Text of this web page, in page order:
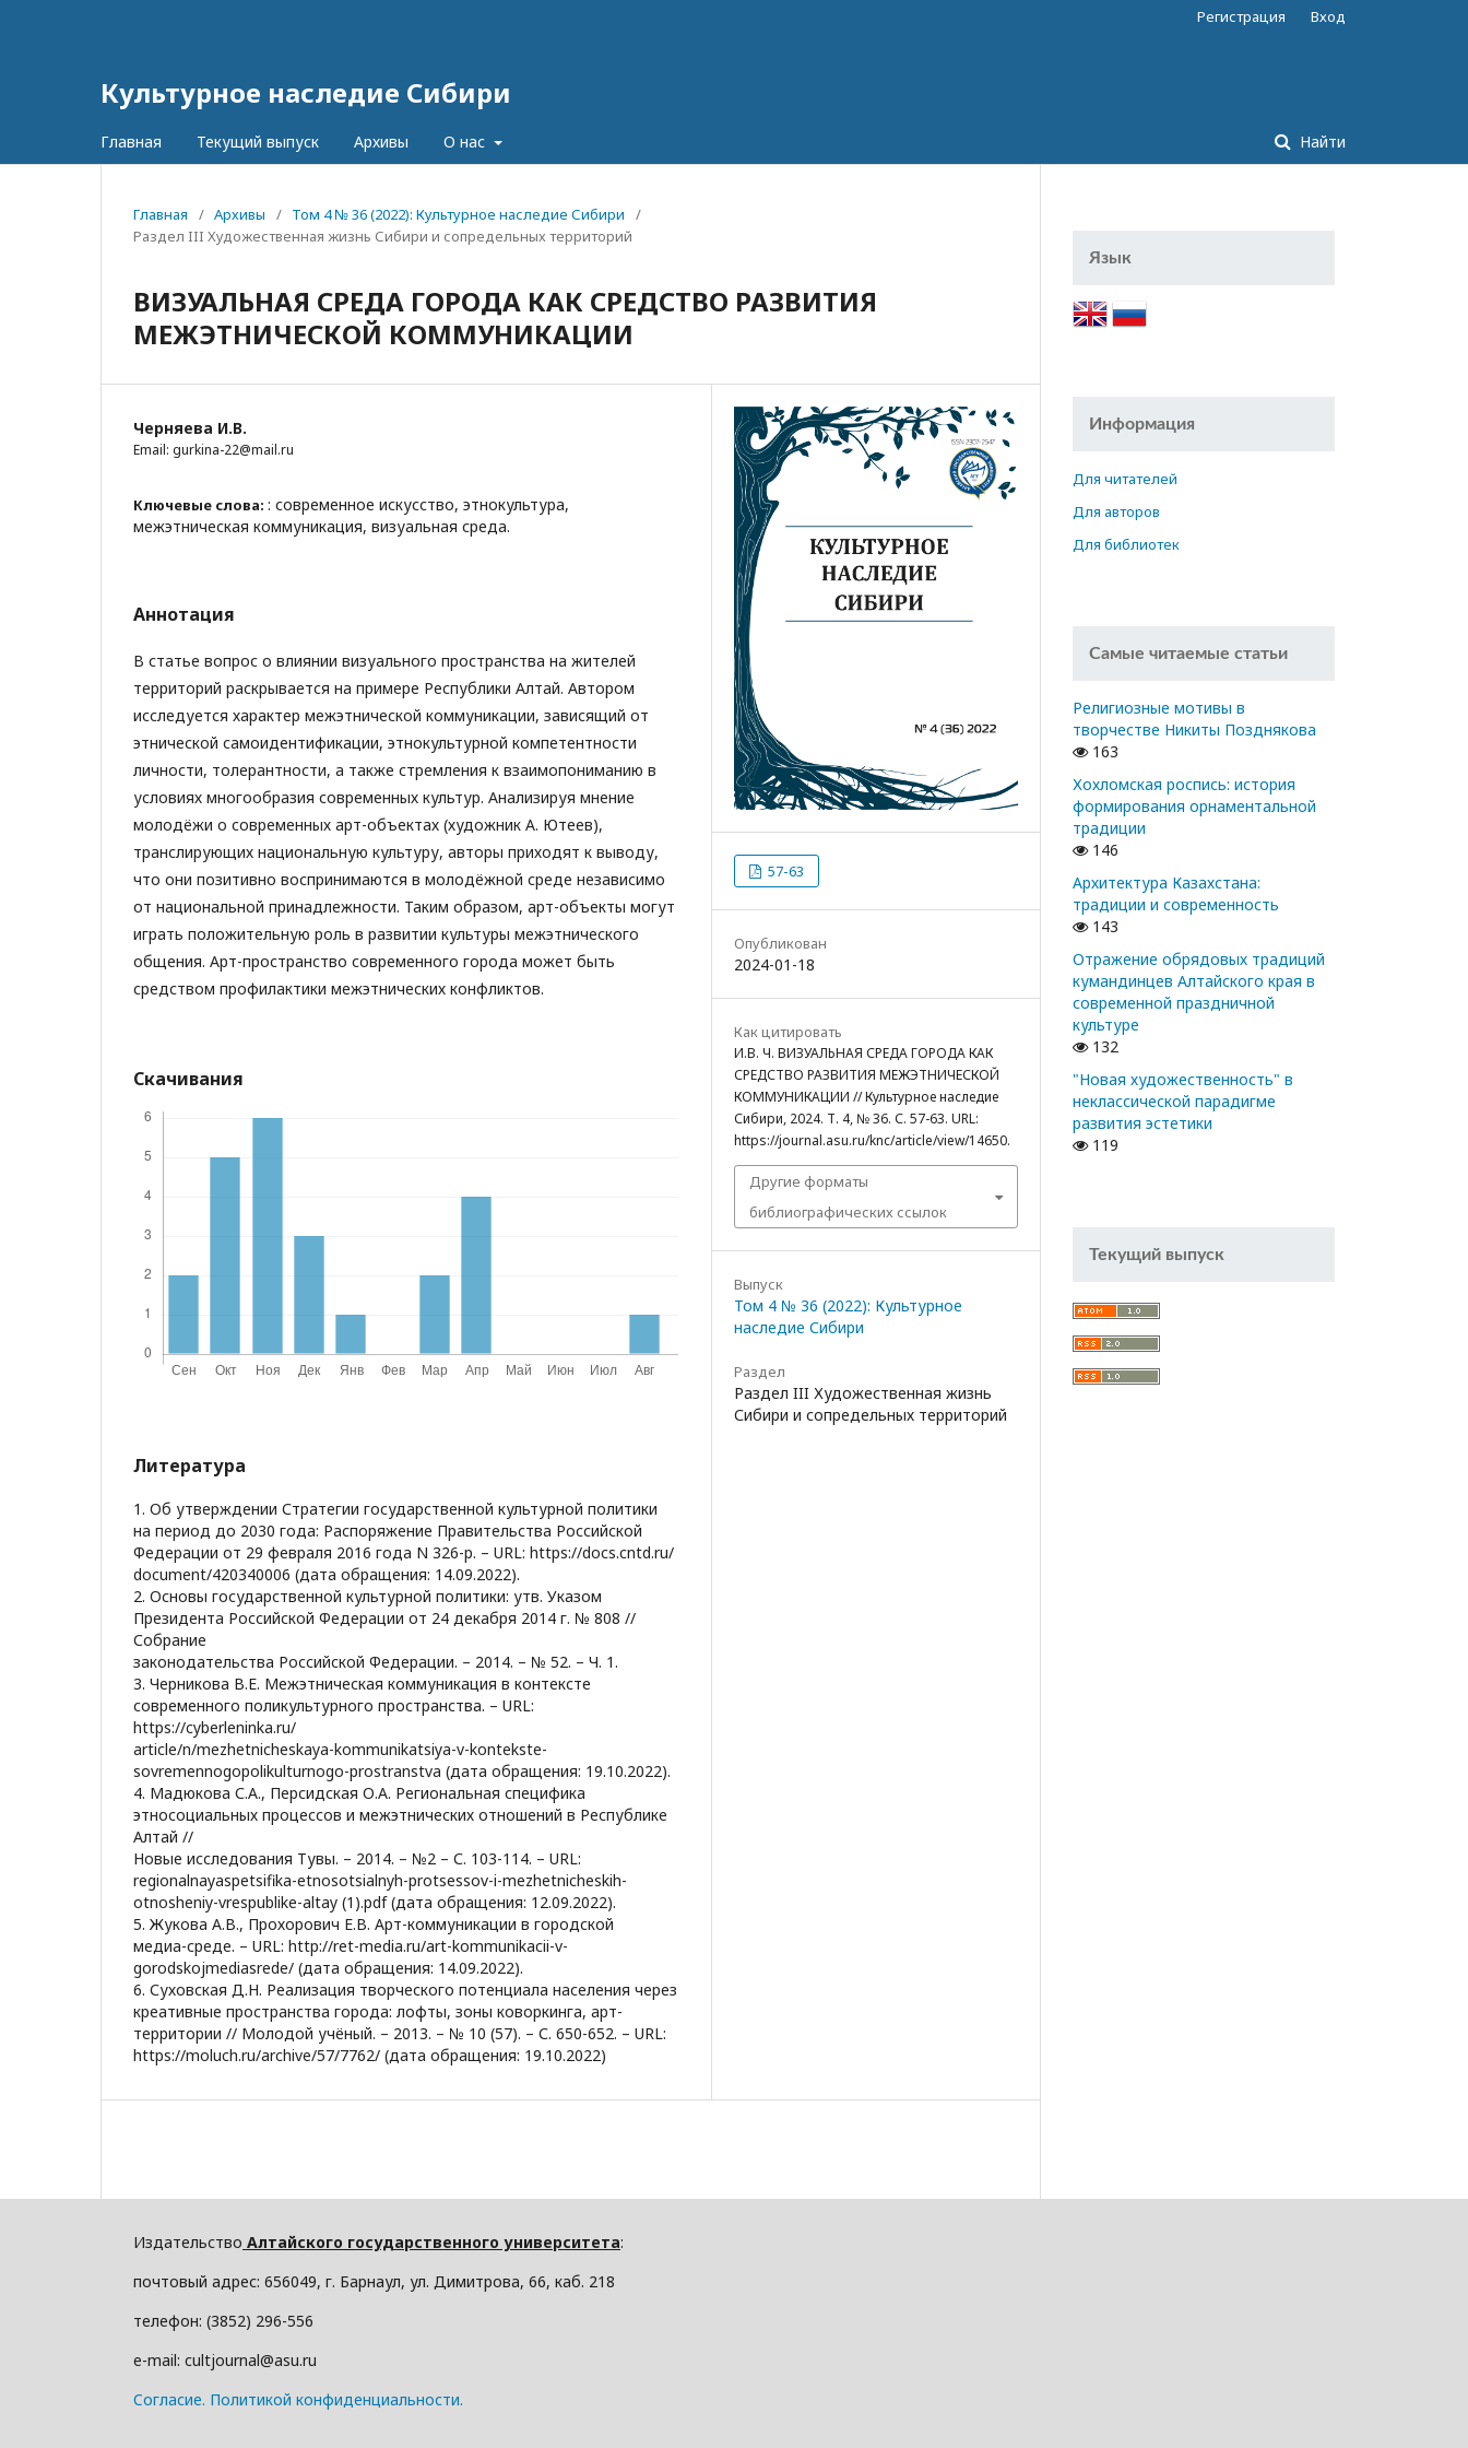
Культурное наследие Сибири
Главная Текущий выпуск Архивы О нас Найти
Регистрация Вход
Главная / Архивы / Том 4 № 36 (2022): Культурное наследие Сибири
/
Раздел III Художественная жизнь Сибири и сопредельных территорий
ВИЗУАЛЬНАЯ СРЕДА ГОРОДА КАК СРЕДСТВО РАЗВИТИЯ
МЕЖЭТНИЧЕСКОЙ КОММУНИКАЦИИ
Черняева И.В.
Email: gurkina-22@mail.ru
Ключевые слова: : современное искусство, этнокультура,
межэтническая коммуникация, визуальная среда.
Аннотация
В статье вопрос о влиянии визуального пространства на жителей
территорий раскрывается на примере Республики Алтай. Автором
исследуется характер межэтнической коммуникации, зависящий от
этнической самоидентификации, этнокультурной компетентности
личности, толерантности, а также стремления к взаимопониманию в
условиях многообразия современных культур. Анализируя мнение
молодёжи о современных арт-объектах (художник А. Ютеев),
транслирующих национальную культуру, авторы приходят к выводу,
что они позитивно воспринимаются в молодёжной среде независимо
от национальной принадлежности. Таким образом, арт-объекты могут
играть положительную роль в развитии культуры межэтнического
общения. Арт-пространство современного города может быть
средством профилактики межэтнических конфликтов.
Скачивания
Литература
1. Об утверждении Стратегии государственной культурной политики
на период до 2030 года: Распоряжение Правительства Российской
Федерации от 29 февраля 2016 года N 326-р. – URL: https://docs.cntd.ru/
document/420340006 (дата обращения: 14.09.2022).
2. Основы государственной культурной политики: утв. Указом
Президента Российской Федерации от 24 декабря 2014 г. № 808 //
Собрание
законодательства Российской Федерации. – 2014. – № 52. – Ч. 1.
3. Черникова В.Е. Межэтническая коммуникация в контексте
современного поликультурного пространства. – URL:
https://cyberleninka.ru/
article/n/mezhetnicheskaya-kommunikatsiya-v-kontekste-
sovremennogopolikulturnogo-prostranstva (дата обращения: 19.10.2022).
4. Мадюкова С.А., Персидская О.А. Региональная специфика
этносоциальных процессов и межэтнических отношений в Республике
Алтай //
Новые исследования Тувы. – 2014. – №2 – С. 103-114. – URL:
regionalnayaspetsifika-etnosotsialnyh-protsessov-i-mezhetnicheskih-
otnosheniy-vrespublike-altay (1).pdf (дата обращения: 12.09.2022).
5. Жукова А.В., Прохорович Е.В. Арт-коммуникации в городской
медиа-среде. – URL: http://ret-media.ru/art-kommunikacii-v-
gorodskojmediasrede/ (дата обращения: 14.09.2022).
6. Суховская Д.Н. Реализация творческого потенциала населения через
креативные пространства города: лофты, зоны коворкинга, арт-
территории // Молодой учёный. – 2013. – № 10 (57). – С. 650-652. – URL:
https://moluch.ru/archive/57/7762/ (дата обращения: 19.10.2022)
57-63
Опубликован
2024-01-18
Как цитировать
И.В. Ч. ВИЗУАЛЬНАЯ СРЕДА ГОРОДА КАК
СРЕДСТВО РАЗВИТИЯ МЕЖЭТНИЧЕСКОЙ
КОММУНИКАЦИИ // Культурное наследие
Сибири, 2024. Т. 4, № 36. С. 57-63. URL:
https://journal.asu.ru/knc/article/view/14650.
Другие форматы
библиографических ссылок
Выпуск
Том 4 № 36 (2022): Культурное
наследие Сибири
Раздел
Раздел III Художественная жизнь
Сибири и сопредельных территорий
Язык
Информация
Для читателей
Для авторов
Для библиотек
Самые читаемые статьи
Религиозные мотивы в
творчестве Никиты Позднякова
163
Хохломская роспись: история
формирования орнаментальной
традиции
146
Архитектура Казахстана:
традиции и современность
143
Отражение обрядовых традиций
кумандинцев Алтайского края в
современной праздничной
культуре
132
"Новая художественность" в
неклассической парадигме
развития эстетики
119
Текущий выпуск
Издательство Алтайского государственного университета:
почтовый адрес: 656049, г. Барнаул, ул. Димитрова, 66, каб. 218
телефон: (3852) 296-556
e-mail: cultjournal@asu.ru
Cогласие. Политикой конфиденциальности.